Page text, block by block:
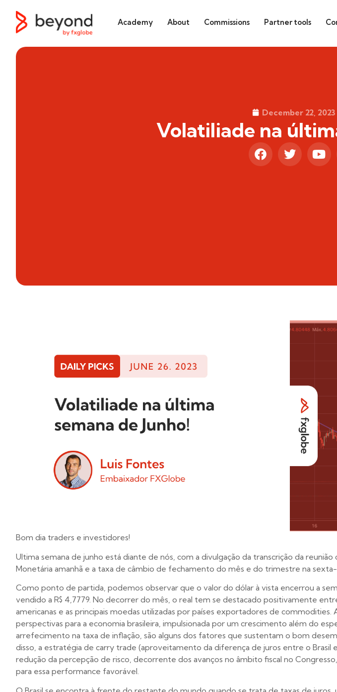
Academy About Commissions Partner tools
December 22, 2023
Volatiliade na
Bom dia traders e investidores!
Ultima semana de junho está diante de nós, com a divulgação da transcrição da
Monetária amanhã e a taxa de câmbio de fechamento do mês e do trimestre na sexta-
Como ponto de partida, podemos observar que o valor do dólar à vista encerrou a
vendido a R$ 4,7779. No decorrer do mês, o real tem se destacado positivamente
americanas e as principais moedas utilizadas por países exportadores de commodities.
perspectivas para a economia brasileira, impulsionada por um crescimento além do
arrefecimento na taxa de inflação, são alguns dos fatores que sustentam o bom
disso, a estratégia de carry trade (aproveitamento da diferença de juros entre o Brasil
redução da percepção de risco, decorrente dos avanços no âmbito fiscal no
para essa performance favorável.